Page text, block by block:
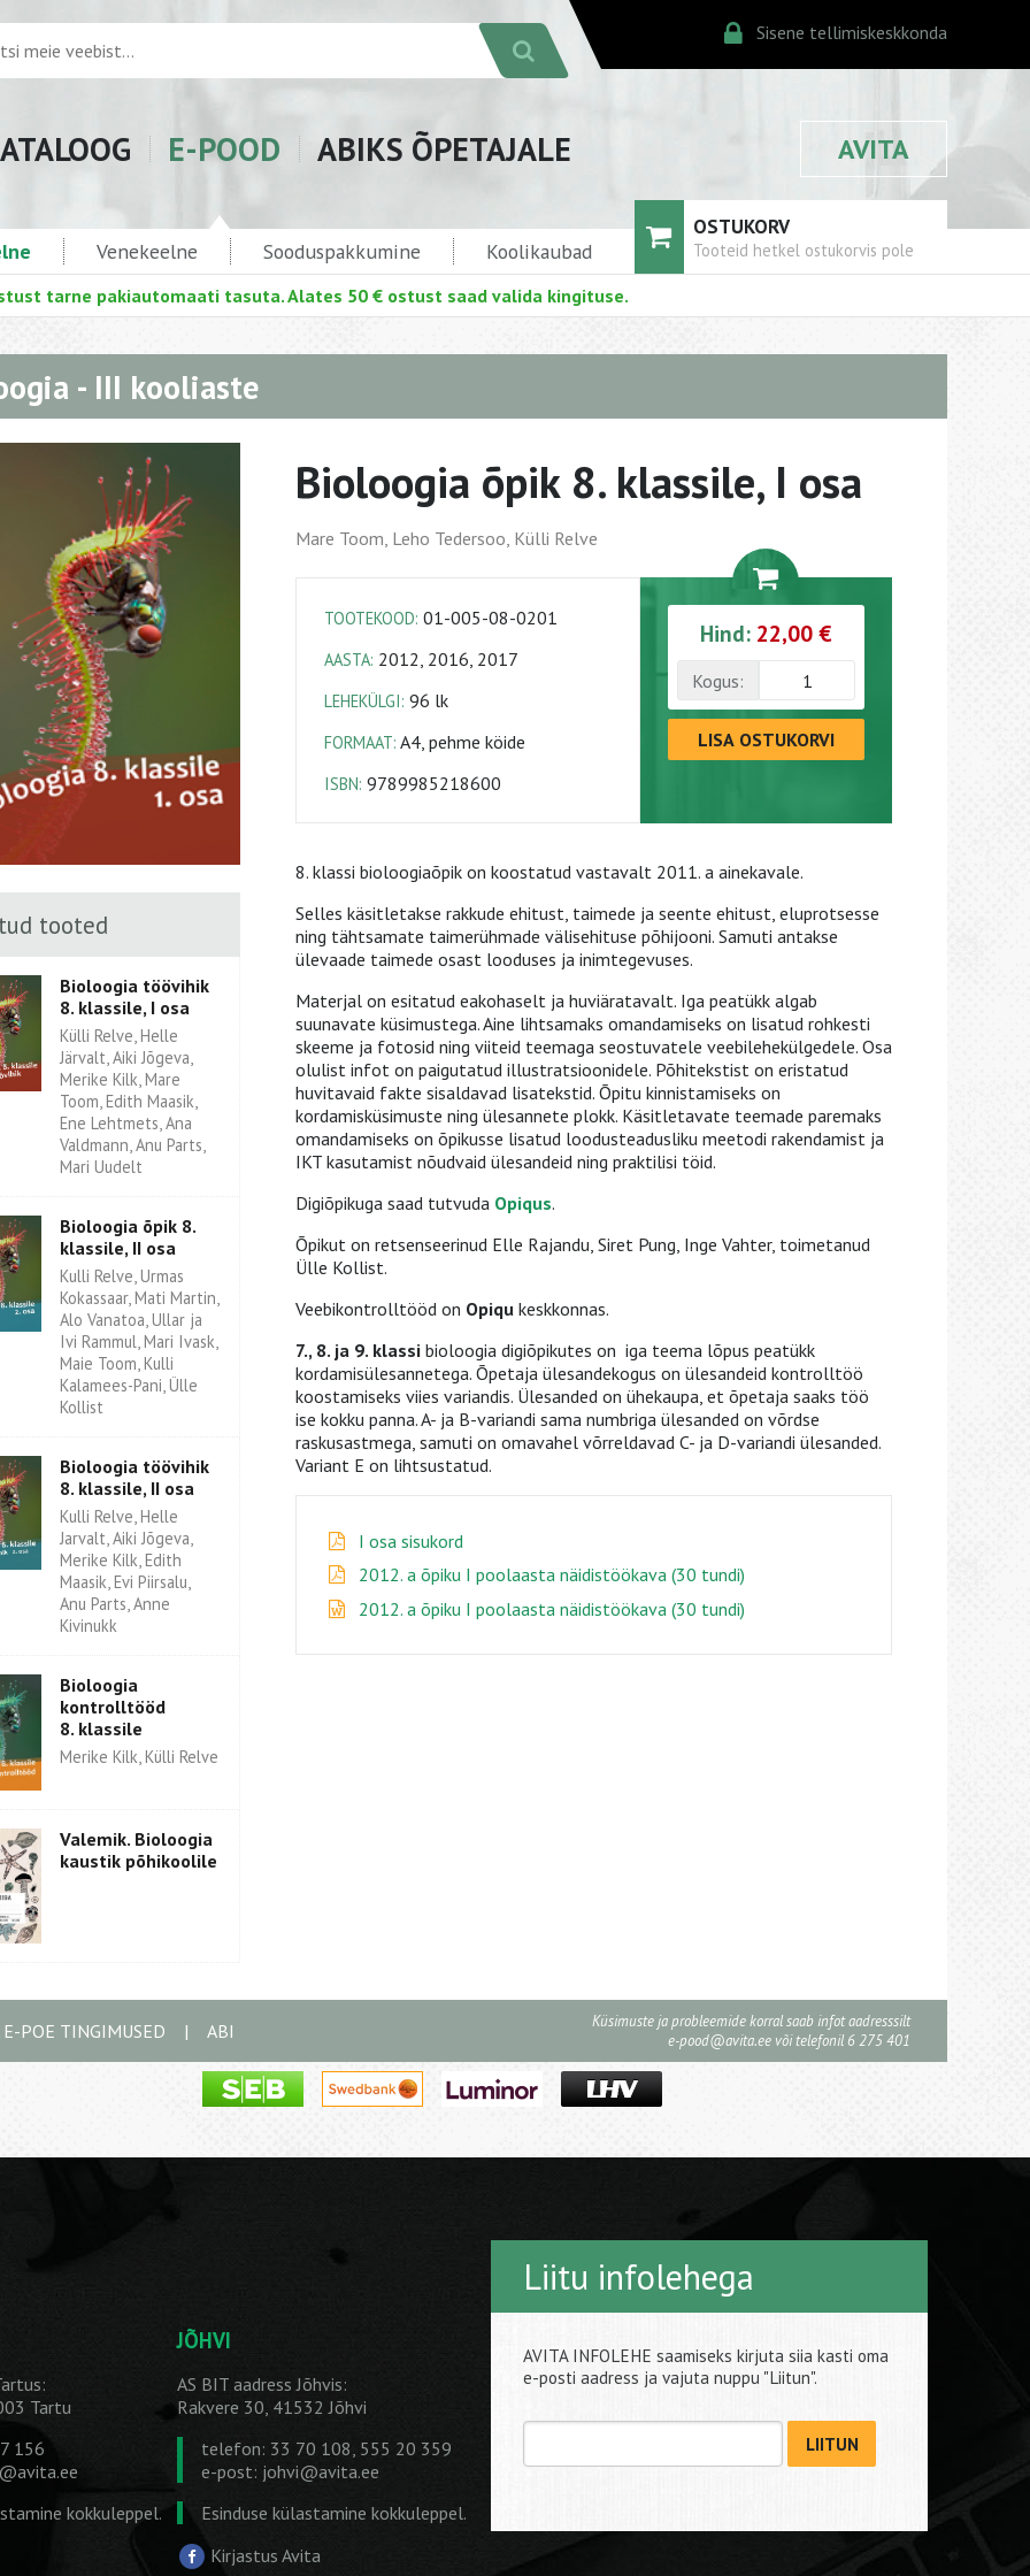
Sisene tellimiskeskkonda
E-POOD ABIKS ÕPETAJALE AVITA
Venekeelne Sooduspakkumine Koolikaubad
OSTUKORV
Tooteid hetkel ostukorvis pole
tarne pakiautomaati tasuta. Alates 50 € ostust saad valida kingituse.
- III kooliaste
tooted
Bioloogia töövihik
8. klassile, I osa
Külli Relve, Helle
Järvalt, Aiki Jõgeva,
Merike Kilk, Mare
Toom, Edith Maasik,
Ene Lehtmets, Ana
Valdmann, Anu Parts,
Mari Uudelt
Bioloogia õpik 8.
klassile, II osa
Kulli Relve, Urmas
Kokassaar, Mati Martin,
Alo Vanatoa, Ullar ja
Ivi Rammul, Mari Ivask,
Maie Toom, Kulli
Kalamees-Pani, Ülle
Kollist
Bioloogia töövihik
8. klassile, II osa
Kulli Relve, Helle
Jarvalt, Aiki Jõgeva,
Merike Kilk, Edith
Maasik, Evi Piirsalu,
Anu Parts, Anne
Kivinukk
Bioloogia
kontrolltööd
8. klassile
Merike Kilk, Külli Relve
Valemik. Bioloogia
kaustik põhikoolile
Bioloogia õpik 8. klassile, I osa
Mare Toom, Leho Tedersoo, Külli Relve
TOOTEKOOD: 01-005-08-0201
AASTA: 2012, 2016, 2017
LEHEKÜLGI: 96 lk
FORMAAT: A4, pehme köide
ISBN: 9789985218600
Hind: 22,00 €
Kogus:
LISA OSTUKORVI
8. klassi bioloogiaõpik on koostatud vastavalt 2011. a ainekavale.
Selles käsitletakse rakkude ehitust, taimede ja seente ehitust, eluprotsesse
ning tähtsamate taimerühmade välisehituse põhijooni. Samuti antakse
ülevaade taimede osast looduses ja inimtegevuses.
Materjal on esitatud eakohaselt ja huviäratavalt. Iga peatükk algab
suunavate küsimustega. Aine lihtsamaks omandamiseks on lisatud rohkesti
skeeme ja fotosid ning viiteid teemaga seostuvatele veebilehekülgedele. Osa
olulist infot on paigutatud illustratsioonidele. Põhitekstist on eristatud
huvitavaid fakte sisaldavad lisatekstid. Õpitu kinnistamiseks on
kordamisküsimuste ning ülesannete plokk. Käsitletavate teemade paremaks
omandamiseks on õpikusse lisatud loodusteadusliku meetodi rakendamist ja
IKT kasutamist nõudvaid ülesandeid ning praktilisi töid.
Digiõpikuga saad tutvuda Opiqus.
Õpikut on retsenseerinud Elle Rajandu, Siret Pung, Inge Vahter, toimetanud
Ülle Kollist.
Veebikontrolltööd on Opiqukeskkonnas.
7., 8. ja 9. klassibioloogia digiõpikutes on iga teema lõpus peatükk
kordamisülesannetega. Õpetaja ülesandekogus on ülesandeid kontrolltöö
koostamiseks viies variandis. Ülesanded on ühekaupa, et õpetaja saaks töö
ise kokku panna. A- ja B-variandi sama numbriga ülesanded on võrdse
raskusastmega, samuti on omavahel võrreldavad C- ja D-variandi ülesanded.
Variant E on lihtsustatud.
I osa sisukord
2012. a õpiku I poolaasta näidistöökava (30 tundi)
2012. a õpiku I poolaasta näidistöökava (30 tundi)
E-POE TINGIMUSED | ABI
Küsimuste ja probleemide korral saab infot aadresssilt
e-pood@avita.ee või telefonil 6 275 401
Tartu
156
kokkuleppel.
JÕHVI
AS BIT aadress Jõhvis:
Rakvere 30, 41532 Jõhvi
telefon: 33 70 108, 555 20 359
e-post: johvi@avita.ee
Esinduse külastamine kokkuleppel.
Kirjastus Avita
Liitu infolehega
AVITA INFOLEHE saamiseks kirjuta siia kasti oma
e-posti aadress ja vajuta nuppu "Liitun".
LIITUN